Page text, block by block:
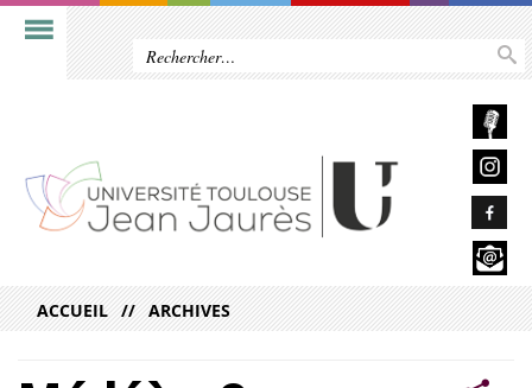
ACCUEIL ARCHIVES